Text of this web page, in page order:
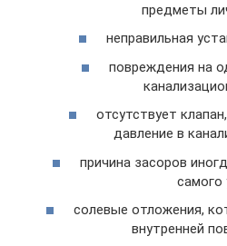
предметы
неправильная
повреждения на
отсутствует
давление в
причина засоров
самого
солевые отложения,
внутренней